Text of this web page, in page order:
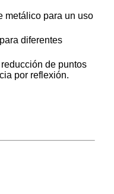
metálico para un uso
diferentes
de puntos
por reflexión.